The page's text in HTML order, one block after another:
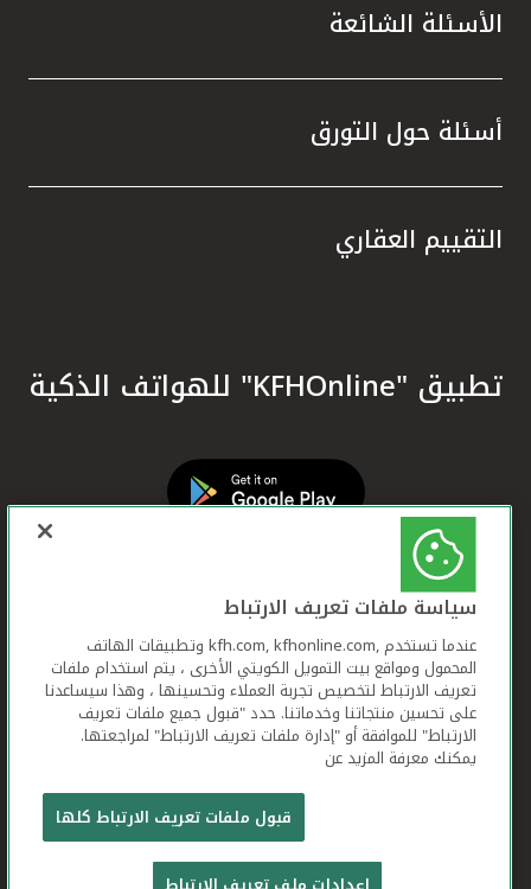
الأسئلة الشائعة
أسئلة حول التورق
التقييم العقاري
تطبيق "KFHOnline" للهواتف الذكية
بيت التمويل الكويتي جميع الحقوق محفوظة © 2026
شروط وأحكام استخدام الموقع الإلكتروني
سياسة ملفات تعريف الارتباط
عندما تستخدم ,kfh.com, kfhonline.com وتطبيقات الهاتف
المحمول ومواقع بيت التمويل الكويتي الأخرى ، يتم استخدام ملفات
تعريف الارتباط لتخصيص تجربة العملاء وتحسينها ، وهذا سيساعدنا
على تحسين منتجاتنا وخدماتنا. حدد "قبول جميع ملفات تعريف
الارتباط" للموافقة أو "إدارة ملفات تعريف الارتباط" لمراجعتها.
يمكنك معرفة المزيد عن
قبول ملفات تعريف الارتباط كلها